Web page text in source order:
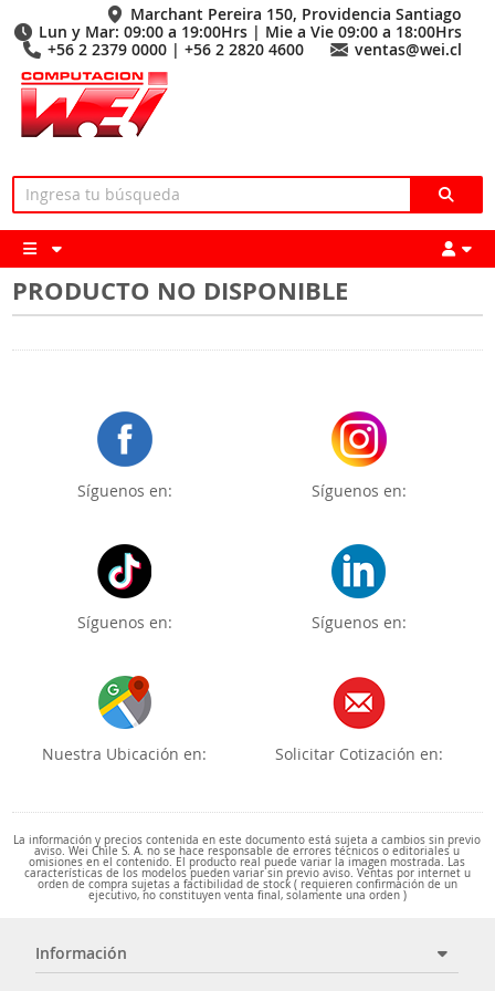
Marchant Pereira 150, Providencia Santiago
Lun y Mar: 09:00 a 19:00Hrs | Mie a Vie 09:00 a 18:00Hrs
+56 2 2379 0000 | +56 2 2820 4600
ventas@wei.cl
PRODUCTO NO DISPONIBLE
Síguenos en: Síguenos en:
Síguenos en: Síguenos en:
Nuestra Ubicación en: Solicitar Cotización en:
La información y precios contenida en este documento está sujeta a cambios sin previo
aviso. Wei Chile S. A. no se hace responsable de errores técnicos o editoriales u
omisiones en el contenido. El producto real puede variar la imagen mostrada. Las
características de los modelos pueden variar sin previo aviso. Ventas por internet u
orden de compra sujetas a factibilidad de stock ( requieren confirmación de un
ejecutivo, no constituyen venta final, solamente una orden )
Información